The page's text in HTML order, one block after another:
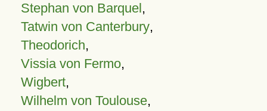
Stephan von Barquel,
Tatwin von Canterbury,
Theodorich,
Vissia von Fermo,
Wigbert,
Wilhelm von Toulouse,